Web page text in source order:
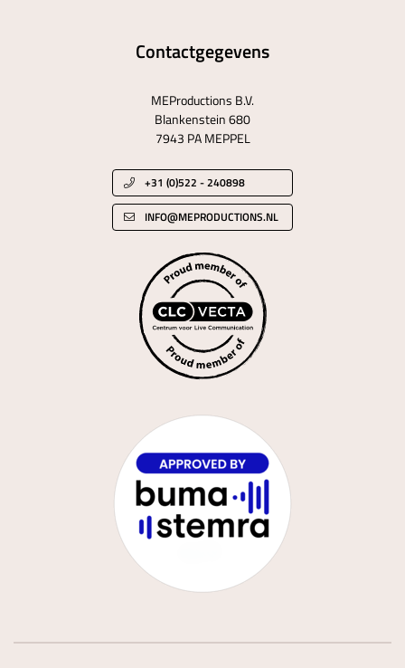
Contactgegevens
MEProductions B.V.
Blankenstein 680
7943 PA MEPPEL
+31 (0)522 - 240898
INFO@MEPRODUCTIONS.NL